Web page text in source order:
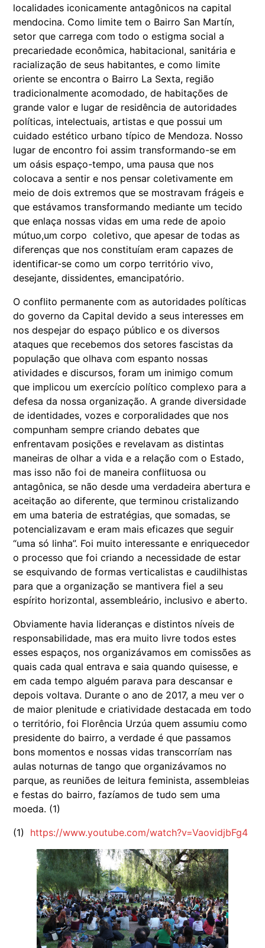
localidades iconicamente antagônicos na capital
mendocina. Como limite tem o Bairro San Martín,
setor que carrega com todo o estigma social a
precariedade econômica, habitacional, sanitária e
racialização de seus habitantes, e como limite
oriente se encontra o Bairro La Sexta, região
tradicionalmente acomodado, de habitações de
grande valor e lugar de residência de autoridades
políticas, intelectuais, artistas e que possui um
cuidado estético urbano típico de Mendoza. Nosso
lugar de encontro foi assim transformando-se em
um oásis espaço-tempo, uma pausa que nos
colocava a sentir e nos pensar coletivamente em
meio de dois extremos que se mostravam frágeis e
que estávamos transformando mediante um tecido
que enlaça nossas vidas em uma rede de apoio
mútuo,um corpo coletivo, que apesar de todas as
diferenças que nos constituíam eram capazes de
identificar-se como um corpo território vivo,
desejante, dissidentes, emancipatório.
O conflito permanente com as autoridades políticas
do governo da Capital devido a seus interesses em
nos despejar do espaço público e os diversos
ataques que recebemos dos setores fascistas da
população que olhava com espanto nossas
atividades e discursos, foram um inimigo comum
que implicou um exercício político complexo para a
defesa da nossa organização. A grande diversidade
de identidades, vozes e corporalidades que nos
compunham sempre criando debates que
enfrentavam posições e revelavam as distintas
maneiras de olhar a vida e a relação com o Estado,
mas isso não foi de maneira conflituosa ou
antagônica, se não desde uma verdadeira abertura e
aceitação ao diferente, que terminou cristalizando
em uma bateria de estratégias, que somadas, se
potencializavam e eram mais eficazes que seguir
“uma só linha”. Foi muito interessante e enriquecedor
o processo que foi criando a necessidade de estar
se esquivando de formas verticalistas e caudilhistas
para que a organização se mantivera fiel a seu
espírito horizontal, assembleário, inclusivo e aberto.
Obviamente havia lideranças e distintos níveis de
responsabilidade, mas era muito livre todos estes
esses espaços, nos organizávamos em comissões as
quais cada qual entrava e saia quando quisesse, e
em cada tempo alguém parava para descansar e
depois voltava. Durante o ano de 2017, a meu ver o
de maior plenitude e criatividade destacada em todo
o território, foi Florência Urzúa quem assumiu como
presidente do bairro, a verdade é que passamos
bons momentos e nossas vidas transcorríam nas
aulas noturnas de tango que organizávamos no
parque, as reuniões de leitura feminista, assembleias
e festas do bairro, fazíamos de tudo sem uma
moeda. (1)
(1) https://www.youtube.com/watch?v=VaovidjbFg4